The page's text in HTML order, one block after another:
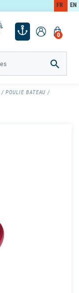
FR EN
0

POULIE BATEAU